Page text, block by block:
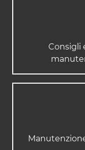
Consigli